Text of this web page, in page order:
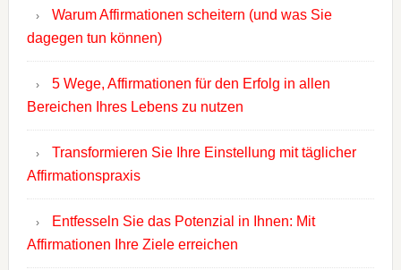
Warum Affirmationen scheitern (und was Sie
dagegen tun können)
5 Wege, Affirmationen für den Erfolg in allen
Bereichen Ihres Lebens zu nutzen
Transformieren Sie Ihre Einstellung mit täglicher
Affirmationspraxis
Entfesseln Sie das Potenzial in Ihnen: Mit
Affirmationen Ihre Ziele erreichen